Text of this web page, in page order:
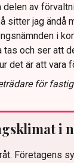
delen av
sitter jag ändå
i
och ser att
det är att vara
för
i
Företagens